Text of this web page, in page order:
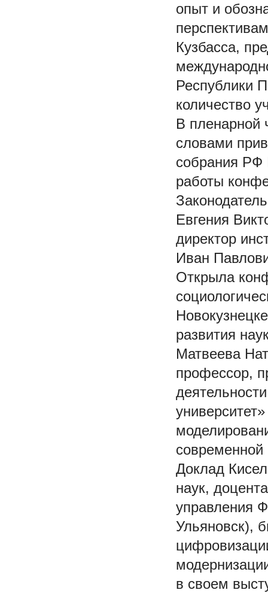
опыт и
Кузбасса,
Республики
количество
В пленарной
словами
собрания РФ
работы
Евгения
директор
Иван
Открыла
развития
Матвеева
профессор,
современной
Доклад
наук,
управления
Ульяновск),
в своем